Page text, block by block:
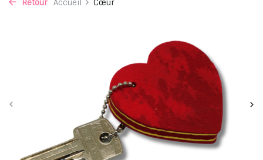
Retour Accueil Cœur